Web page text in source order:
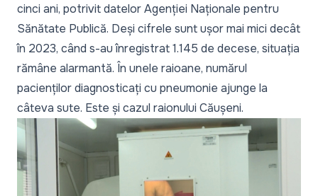
cinci ani, potrivit datelor Agenției Naționale pentru
Sănătate Publică. Deși cifrele sunt ușor mai mici decât
în 2023, când s-au înregistrat 1.145 de decese, situația
rămâne alarmantă. În unele raioane, numărul
pacienților diagnosticați cu pneumonie ajunge la
câteva sute. Este și cazul raionului Căușeni.